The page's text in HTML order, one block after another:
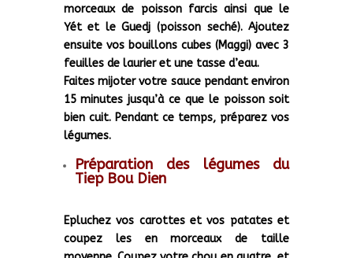
morceaux de poisson farcis ainsi que le
Yét et le Guedj (poisson seché). Ajoutez
ensuite vos bouillons cubes (Maggi) avec 3
feuilles de laurier et une tasse d’eau.
Faites mijoter votre sauce pendant environ
15 minutes jusqu’à ce que le poisson soit
bien cuit. Pendant ce temps, préparez vos
légumes.
Préparation des légumes du
Tiep Bou Dien
Epluchez vos carottes et vos patates et
coupez les en morceaux de taille